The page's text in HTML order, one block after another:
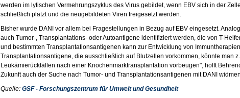
werden im lytischen Vermehrungszyklus des Virus gebildet, wenn EBV sich in der
schließlich platzt und die neugebildeten Viren freigesetzt werden.
Bisher wurde DANI vor allem bei Fragestellungen in Bezug auf EBV eingesetzt.
auch Tumor-, Transplantations- oder Autoantigene identifiziert werden, die von T-
und bestimmten Transplantationsantigenen kann zur Entwicklung von
Transplantationsantigene, die ausschließlich auf Blutzellen vorkommen, könnte man
Leukämierückfällen nach einer Knochenmarktransplantation vorbeugen", hofft
Zukunft auch der Suche nach Tumor- und Transplantationsantigenen mit DANI
Quelle: GSF - Forschungszentrum für Umwelt und Gesundheit